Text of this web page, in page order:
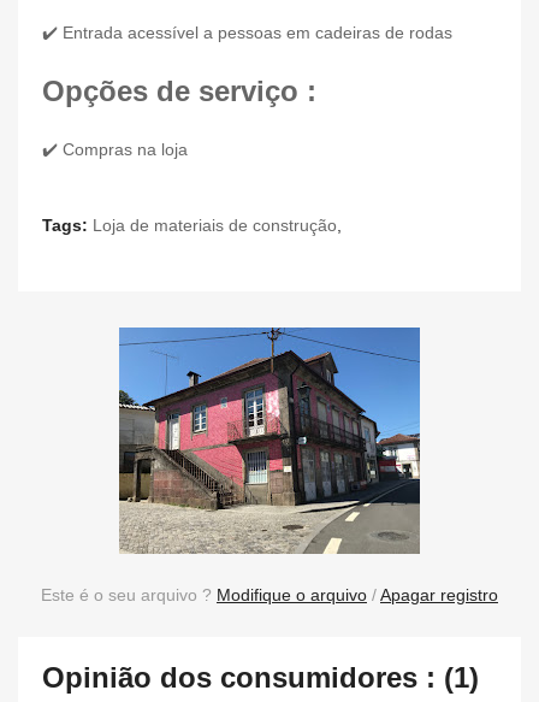
✔️ Entrada acessível a pessoas em cadeiras de rodas
Opções de serviço :
✔️ Compras na loja
Tags: Loja de materiais de construção
Este é o seu arquivo ? Modifique o arquivo /Apagar registro
Opinião dos consumidores : (1)